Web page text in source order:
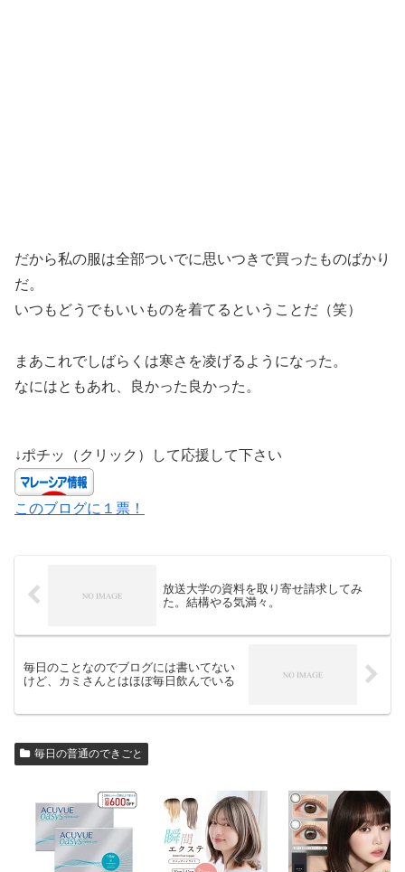
だから私の服は全部ついでに思いつきで買ったものばかり
だ。
いつもどうでもいいものを着てるということだ（笑）
まあこれでしばらくは寒さを凌げるようになった。
なにはともあれ、良かった良かった。
↓ポチッ（クリック）して応援して下さい
このブログに１票！
放送大学の資料を取り寄せ請求してみ
た。結構やる気満々。
毎日のことなのでブログには書いてない
けど、カミさんとはほぼ毎日飲んでいる
毎日の普通のできごと